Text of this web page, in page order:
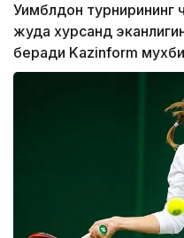
Уимблдон турнирининг
жуда хурсанд
беради Kazinform